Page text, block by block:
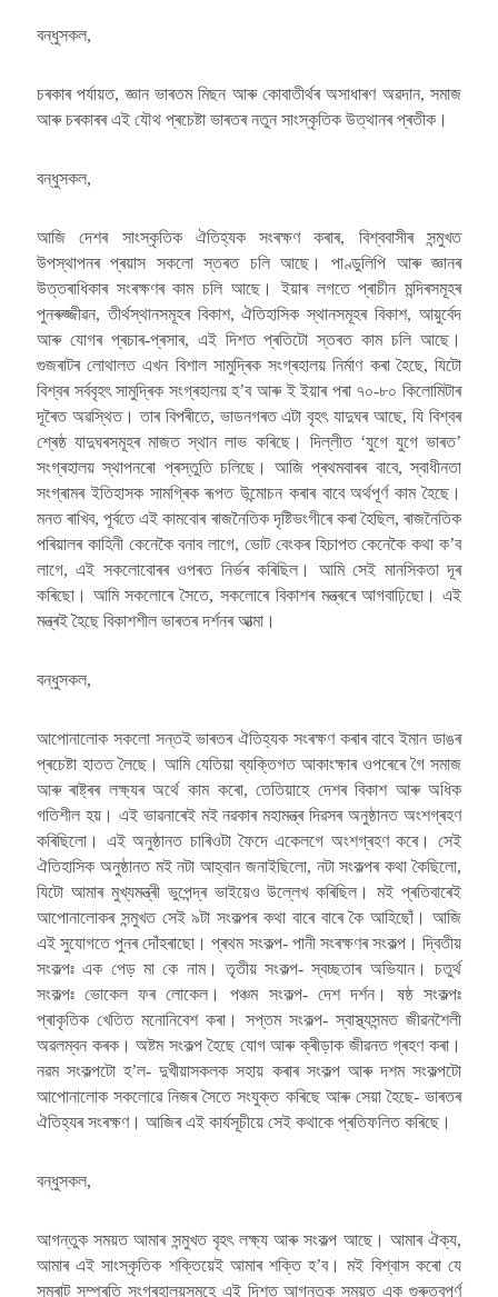
বন্ধুসকল,
চৰকাৰ পৰ্যায়ত, জ্ঞান ভাৰতম মিছন আৰু কোবাতীৰ্থৰ অসাধাৰণ অৱদান, সমাজ
আৰু চৰকাৰৰ এই যৌথ প্ৰচেষ্টা ভাৰতৰ নতুন সাংস্কৃতিক উত্থানৰ প্ৰতীক।
বন্ধুসকল,
আজি দেশৰ সাংস্কৃতিক ঐতিহ্যক সংৰক্ষণ কৰাৰ, বিশ্ববাসীৰ সন্মুখত
উপস্থাপনৰ প্ৰয়াস সকলো স্তৰত চলি আছে। পাণ্ডুলিপি আৰু জ্ঞানৰ
উত্তৰাধিকাৰ সংৰক্ষণৰ কাম চলি আছে। ইয়াৰ লগতে প্ৰাচীন মন্দিৰসমূহৰ
পুনৰুজ্জীৱন, তীৰ্থস্থানসমূহৰ বিকাশ, ঐতিহাসিক স্থানসমূহৰ বিকাশ, আয়ুৰ্বেদ
আৰু যোগৰ প্ৰচাৰ-প্ৰসাৰ, এই দিশত প্ৰতিটো স্তৰত কাম চলি আছে।
গুজৰাটৰ লোথালত এখন বিশাল সামুদ্ৰিক সংগ্ৰহালয় নিৰ্মাণ কৰা হৈছে, যিটো
বিশ্বৰ সৰ্ববৃহৎ সামুদ্ৰিক সংগ্ৰহালয় হ’ব আৰু ই ইয়াৰ পৰা ৭০-৮০ কিলোমিটাৰ
দূৰৈত অৱস্থিত। তাৰ বিপৰীতে, ভাডনগৰত এটা বৃহৎ যাদুঘৰ আছে, যি বিশ্বৰ
শ্ৰেষ্ঠ যাদুঘৰসমূহৰ মাজত স্থান লাভ কৰিছে। দিল্লীত ‘যুগে যুগে ভাৰত’
সংগ্ৰহালয় স্থাপনৰো প্ৰস্তুতি চলিছে। আজি প্ৰথমবাৰৰ বাবে, স্বাধীনতা
সংগ্ৰামৰ ইতিহাসক সামগ্ৰিক ৰূপত উন্মোচন কৰাৰ বাবে অৰ্থপূৰ্ণ কাম হৈছে।
মনত ৰাখিব, পূৰ্বতে এই কামবোৰ ৰাজনৈতিক দৃষ্টিভংগীৰে কৰা হৈছিল, ৰাজনৈতিক
পৰিয়ালৰ কাহিনী কেনেকৈ বনাব লাগে, ভোট বেংকৰ হিচাপত কেনেকৈ কথা ক’ব
লাগে, এই সকলোবোৰৰ ওপৰত নিৰ্ভৰ কৰিছিল। আমি সেই মানসিকতা দূৰ
কৰিছো। আমি সকলোৰে সৈতে, সকলোৰে বিকাশৰ মন্ত্ৰৰে আগবাঢ়িছো। এই
মন্ত্ৰই হৈছে বিকাশশীল ভাৰতৰ দৰ্শনৰ আত্মা।
বন্ধুসকল,
আপোনালোক সকলো সন্তই ভাৰতৰ ঐতিহ্যক সংৰক্ষণ কৰাৰ বাবে ইমান ডাঙৰ
প্ৰচেষ্টা হাতত লৈছে। আমি যেতিয়া ব্যক্তিগত আকাংক্ষাৰ ওপৰেৰে গৈ সমাজ
আৰু ৰাষ্ট্ৰৰ লক্ষ্যৰ অৰ্থে কাম কৰো, তেতিয়াহে দেশৰ বিকাশ আৰু অধিক
গতিশীল হয়। এই ভাৱনাৰেই মই নৱকাৰ মহামন্ত্ৰ দিৱসৰ অনুষ্ঠানত অংশগ্ৰহণ
কৰিছিলো। এই অনুষ্ঠানত চাৰিওটা ফৈদে একেলগে অংশগ্ৰহণ কৰে। সেই
ঐতিহাসিক অনুষ্ঠানত মই নটা আহ্বান জনাইছিলো, নটা সংকল্পৰ কথা কৈছিলো,
যিটো আমাৰ মুখ্যমন্ত্ৰী ভুপেন্দ্ৰ ভাইয়েও উল্লেখ কৰিছিল। মই প্ৰতিবাৰেই
আপোনালোকৰ সন্মুখত সেই ৯টা সংকল্পৰ কথা বাৰে বাৰে কৈ আহিছোঁ। আজি
এই সুযোগতে পুনৰ দোঁহৰাছো। প্ৰথম সংকল্প- পানী সংৰক্ষণৰ সংকল্প। দ্বিতীয়
সংকল্পঃ এক পেড় মা কে নাম। তৃতীয় সংকল্প- স্বচ্ছতাৰ অভিযান। চতুৰ্থ
সংকল্পঃ ভোকেল ফৰ লোকেল। পঞ্চম সংকল্প- দেশ দৰ্শন। ষষ্ঠ সংকল্পঃ
প্ৰাকৃতিক খেতিত মনোনিবেশ কৰা। সপ্তম সংকল্প- স্বাস্থ্যসন্মত জীৱনশৈলী
অৱলম্বন কৰক। অষ্টম সংকল্প হৈছে যোগ আৰু ক্ৰীড়াক জীৱনত গ্ৰহণ কৰা।
নৱম সংকল্পটো হ’ল- দুখীয়াসকলক সহায় কৰাৰ সংকল্প আৰু দশম সংকল্পটো
আপোনালোক সকলোৱে নিজৰ সৈতে সংযুক্ত কৰিছে আৰু সেয়া হৈছে- ভাৰতৰ
ঐতিহ্যৰ সংৰক্ষণ। আজিৰ এই কাৰ্যসূচীয়ে সেই কথাকে প্ৰতিফলিত কৰিছে।
বন্ধুসকল,
আগন্তুক সময়ত আমাৰ সন্মুখত বৃহৎ লক্ষ্য আৰু সংকল্প আছে। আমাৰ ঐক্য,
আমাৰ এই সাংস্কৃতিক শক্তিয়েই আমাৰ শক্তি হ’ব। মই বিশ্বাস কৰো যে
সম্ৰাট সম্প্ৰতি সংগ্ৰহালয়সমূহে এই দিশত আগন্তুক সময়ত এক গুৰুত্বপূৰ্ণ